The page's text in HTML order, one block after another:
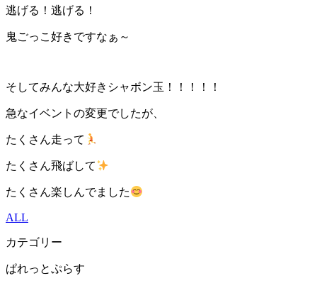
逃げる！逃げる！
鬼ごっこ好きですなぁ～
そしてみんな大好きシャボン玉！！！！！
急なイベントの変更でしたが、
たくさん走って
たくさん飛ばして
たくさん楽しんでました
ALL
カテゴリー
ぱれっとぷらす